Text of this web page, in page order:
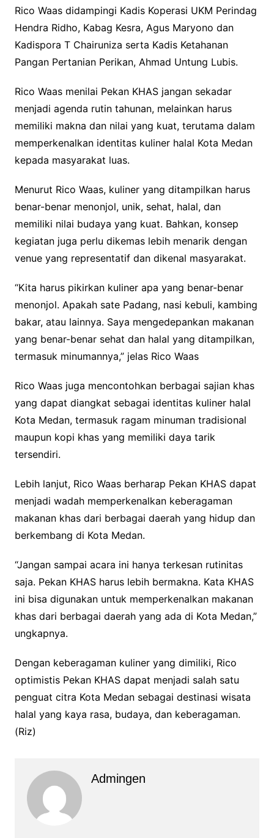
Rico Waas didampingi Kadis Koperasi UKM Perindag
Hendra Ridho, Kabag Kesra, Agus Maryono dan
Kadispora T Chairuniza serta Kadis Ketahanan
Pangan Pertanian Perikan, Ahmad Untung Lubis.
Rico Waas menilai Pekan KHAS jangan sekadar
menjadi agenda rutin tahunan, melainkan harus
memiliki makna dan nilai yang kuat, terutama dalam
memperkenalkan identitas kuliner halal Kota Medan
kepada masyarakat luas.
Menurut Rico Waas, kuliner yang ditampilkan harus
benar-benar menonjol, unik, sehat, halal, dan
memiliki nilai budaya yang kuat. Bahkan, konsep
kegiatan juga perlu dikemas lebih menarik dengan
venue yang representatif dan dikenal masyarakat.
“Kita harus pikirkan kuliner apa yang benar-benar
menonjol. Apakah sate Padang, nasi kebuli, kambing
bakar, atau lainnya. Saya mengedepankan makanan
yang benar-benar sehat dan halal yang ditampilkan,
termasuk minumannya,” jelas Rico Waas
Rico Waas juga mencontohkan berbagai sajian khas
yang dapat diangkat sebagai identitas kuliner halal
Kota Medan, termasuk ragam minuman tradisional
maupun kopi khas yang memiliki daya tarik
tersendiri.
Lebih lanjut, Rico Waas berharap Pekan KHAS dapat
menjadi wadah memperkenalkan keberagaman
makanan khas dari berbagai daerah yang hidup dan
berkembang di Kota Medan.
“Jangan sampai acara ini hanya terkesan rutinitas
saja. Pekan KHAS harus lebih bermakna. Kata KHAS
ini bisa digunakan untuk memperkenalkan makanan
khas dari berbagai daerah yang ada di Kota Medan,”
ungkapnya.
Dengan keberagaman kuliner yang dimiliki, Rico
optimistis Pekan KHAS dapat menjadi salah satu
penguat citra Kota Medan sebagai destinasi wisata
halal yang kaya rasa, budaya, dan keberagaman.
(Riz)
Admingen